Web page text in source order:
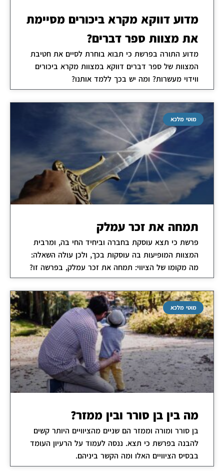
מדוע דווקא מקרא ביכורים מסיימת
את מצוות ספר דברים?
מדוע התורה בפרשת כי תבוא בוחרת לסיים את חטיבת
המצוות של ספר דברים דווקא במצוות מקרא ביכורים
ווידוי מעשרות? ומה יש בכך ללמד אותנו?
מוטי מלכא
תמחה את זכר עמלק
פרשת כי תצא עוסקת בחברה וביחיד החי בה, ומרבית
המצוות המופיעות בה עוסקות בכך, ולכן עולה השאלה:
מה מקומו של הציווי: תמחה את זכר עמלק, בפרשה זו?
מוטי מלכא
מה בין בן סורר ובין ממזר?
בן סורר ומורה וממזר הם שניים מהציוויים היותר קשים
להבנה בפרשת כי תצא. ננסה לעמוד על הרעיון העומד
בבסיס הציוויים האלו ומה הקשר ביניהם.